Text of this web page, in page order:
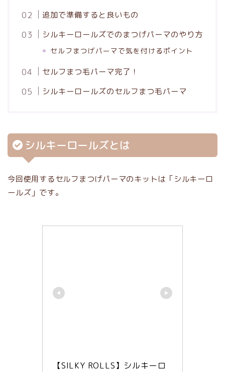
追加で準備すると良いもの
シルキーロールズでのまつげパーマのやり方
セルフまつげパーマで気を付けるポイント
セルフまつ毛パーマ完了！
シルキーロールズのセルフまつ毛パーマ
シルキーロールズとは
今回使用するセルフまつげパーマのキットは「シルキーロ
ールズ」です。
【SILKY ROLLS】シルキーロ